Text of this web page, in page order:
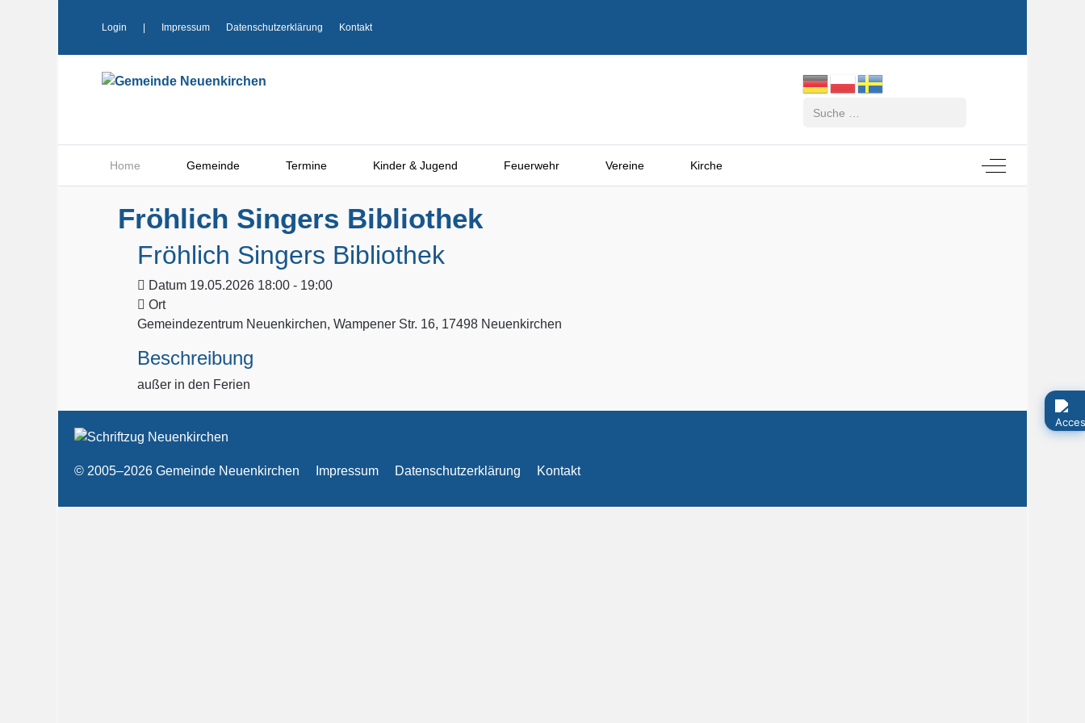
Login Impressum Datenschutzerklärung Kontakt
Home Gemeinde Termine Kinder & Jugend Feuerwehr Vereine Kirche Off-Canvas
Fröhlich Singers Bibliothek
Fröhlich Singers Bibliothek
Datum 19.05.2026 18:00 - 19:00
Ort
Gemeindezentrum Neuenkirchen, Wampener Str. 16, 17498 Neuenkirchen
Beschreibung
außer in den Ferien
© 2005–2026 Gemeinde Neuenkirchen Impressum Datenschutzerklärung Kontakt